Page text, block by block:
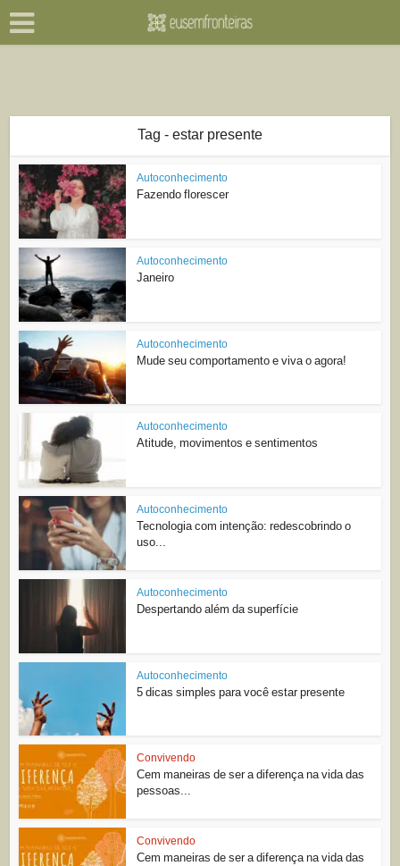
Tag - estar presente
Autoconhecimento
Fazendo florescer
Autoconhecimento
Janeiro
Autoconhecimento
Mude seu comportamento e viva o agora!
Autoconhecimento
Atitude, movimentos e sentimentos
Autoconhecimento
Tecnologia com intenção: redescobrindo o
uso...
Autoconhecimento
Despertando além da superfície
Autoconhecimento
5 dicas simples para você estar presente
Convivendo
Cem maneiras de ser a diferença na vida das
pessoas...
Convivendo
Cem maneiras de ser a diferença na vida das